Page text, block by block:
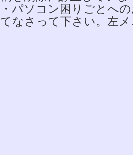
・パソコン困りごとへ
てなさって下さい。左